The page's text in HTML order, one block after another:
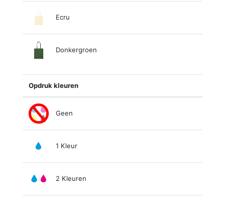
Ecru
Donkergroen
Opdruk kleuren
Geen
1 Kleur
2 Kleuren